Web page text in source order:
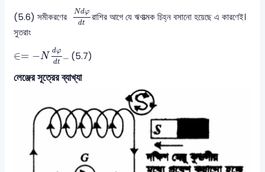
(5.6) সমীকরণের Ndφ
dt
Ndφ
রাশির আগে যে ঋণাত্মক চিহ্ন বসানো হয়েছে এ কারণেই।
সুতরাং
∈= −N
dφ
dt
φd
… (5.7)
লেঞ্জের সূত্রের ব্যাখ্যা